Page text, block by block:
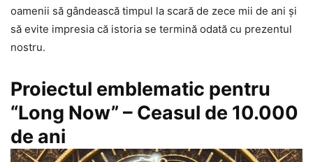
oamenii să gândească timpul la scară de zece mii de ani și
să evite impresia că istoria se termină odată cu prezentul
nostru.
Proiectul emblematic pentru
“Long Now” – Ceasul de 10.000
de ani